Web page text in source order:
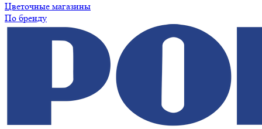
Цветочные магазины
По бренду